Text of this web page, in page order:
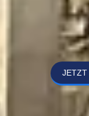
JETZT